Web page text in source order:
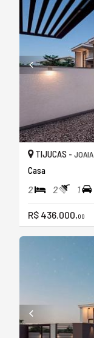
TIJUCAS - JOAIA
Casa
2 2 1
R$ 436.000,00